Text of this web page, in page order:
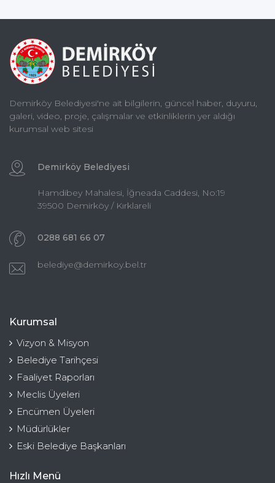
Demirköy Belediyesi'ne ait bilgilerin, güncel haber, duyuru,
galeri, video, proje, çalışmalar ve etkinliklerin yer aldığı
kurumsal web sitesi
Demirköy Belediyesi
Hamdibey Mahalesi, İğneada Caddesi, No:19
39500 Demirköy / Kırklareli
0288 681 66 07
belediye@demirkoy.bel.tr
Kurumsal
Vizyon & Misyon
Belediye Tarihçesi
Faaliyet Raporları
Meclis Üyeleri
Encümen Üyeleri
Müdürlükler
Eski Belediye Başkanları
Hızlı Menü